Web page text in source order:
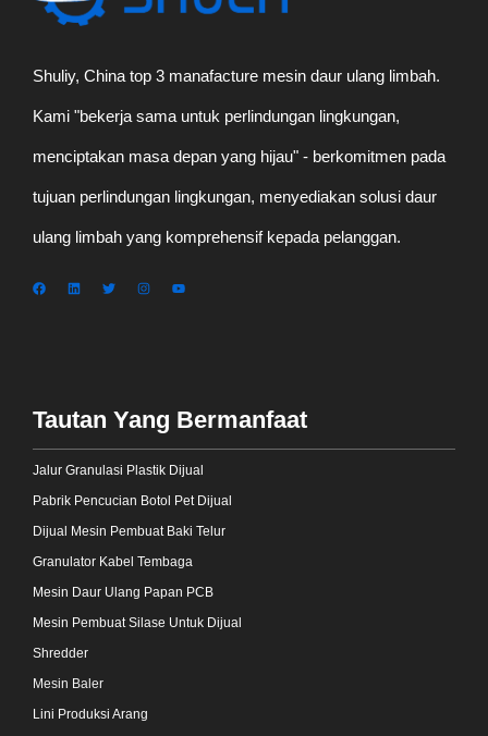
Shuliy, China top 3 manafacture mesin daur ulang limbah.
Kami "bekerja sama untuk perlindungan lingkungan,
menciptakan masa depan yang hijau" - berkomitmen pada
tujuan perlindungan lingkungan, menyediakan solusi daur
ulang limbah yang komprehensif kepada pelanggan.
Tautan Yang Bermanfaat
Jalur Granulasi Plastik Dijual
Pabrik Pencucian Botol Pet Dijual
Dijual Mesin Pembuat Baki Telur
Granulator Kabel Tembaga
Mesin Daur Ulang Papan PCB
Mesin Pembuat Silase Untuk Dijual
Shredder
Mesin Baler
Lini Produksi Arang